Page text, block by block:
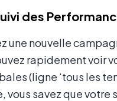
des
une nouvelle
rapidement voir
(ligne ‘tous les
savez que votre